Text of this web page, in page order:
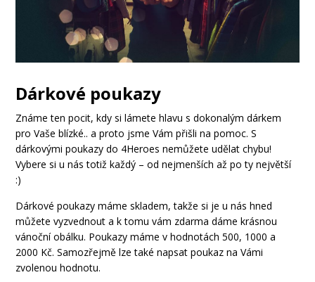
Dárkové poukazy
Známe ten pocit, kdy si lámete hlavu s dokonalým dárkem
pro Vaše blízké.. a proto jsme Vám přišli na pomoc. S
dárkovými poukazy do 4Heroes nemůžete udělat chybu!
Vybere si u nás totiž každý – od nejmenších až po ty největší
:)
Dárkové poukazy máme skladem, takže si je u nás hned
můžete vyzvednout a k tomu vám zdarma dáme krásnou
vánoční obálku. Poukazy máme v hodnotách 500, 1000 a
2000 Kč. Samozřejmě lze také napsat poukaz na Vámi
zvolenou hodnotu.